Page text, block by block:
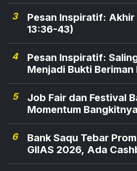
3
Pesan Inspiratif: Akhir
13:36-43)
4
Pesan Inspiratif:
Menjadi Bukti
5
Job Fair dan Festival
Momentum
6
Bank Saqu Tebar
GIIAS 2026, Ada